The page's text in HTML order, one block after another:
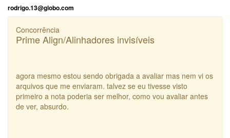
rodrigo.13@globo.com
Concorrência
Prime Align/Alinhadores invisíveis
agora mesmo estou sendo obrigada a avaliar mas nem vi os
arquivos que me enviaram. talvez se eu tivesse visto
primeiro a nota poderia ser melhor, como vou avaliar antes
de ver, absurdo.